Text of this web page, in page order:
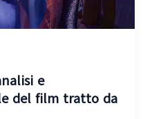
e
del film tratto da